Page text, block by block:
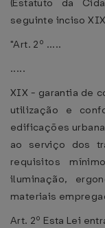
(Estatuto da
seguinte inciso
"Art. 2º .....
.....
XIX - garantia de
utilização e
edificações
ao serviço dos
requisitos
iluminação,
materiais
Art. 2º Esta Lei